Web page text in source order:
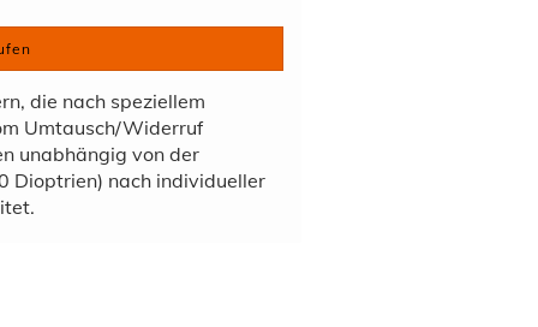
die nach speziellem
Umtausch/Widerruf
unabhängig von der
Dioptrien) nach individueller